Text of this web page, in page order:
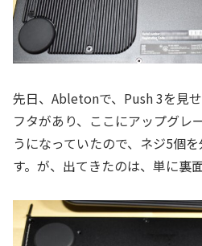
先日、Abletonで、Push 3を見
フタがあり、ここにアップグレ
うになっていたので、ネジ5個
す。が、出てきたのは、単に裏